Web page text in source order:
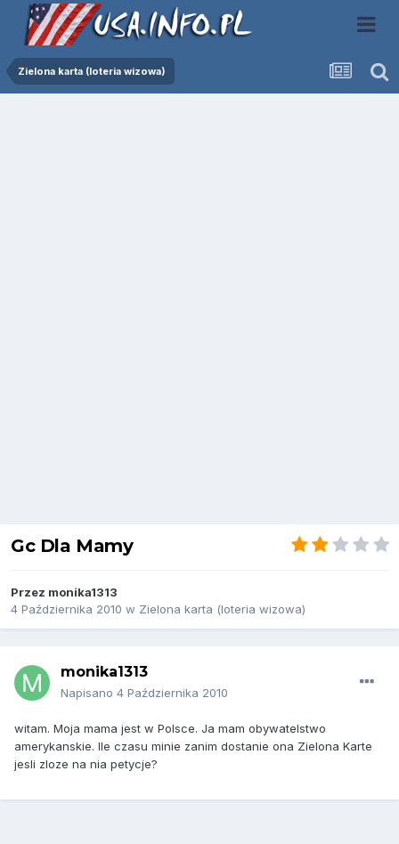
Zielona karta (loteria wizowa)
Gc Dla Mamy
Przez monika1313
4 Października 2010 w Zielona karta (loteria wizowa)
monika1313
Napisano 4 Października 2010
witam. Moja mama jest w Polsce. Ja mam obywatelstwo
amerykanskie. Ile czasu minie zanim dostanie ona Zielona Karte
jesli zloze na nia petycje?